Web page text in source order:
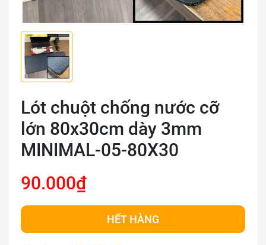
Lót chuột chống nước cỡ
lớn 80x30cm dày 3mm
MINIMAL-05-80X30
90.000₫
HẾT HÀNG